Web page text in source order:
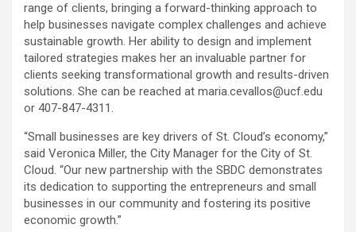
range of clients, bringing a forward-thinking approach to
help businesses navigate complex challenges and achieve
sustainable growth. Her ability to design and implement
tailored strategies makes her an invaluable partner for
clients seeking transformational growth and results-driven
solutions. She can be reached at maria.cevallos@ucf.edu
or 407-847-4311.
“Small businesses are key drivers of St. Cloud’s economy,”
said Veronica Miller, the City Manager for the City of St.
Cloud. “Our new partnership with the SBDC demonstrates
its dedication to supporting the entrepreneurs and small
businesses in our community and fostering its positive
economic growth.”